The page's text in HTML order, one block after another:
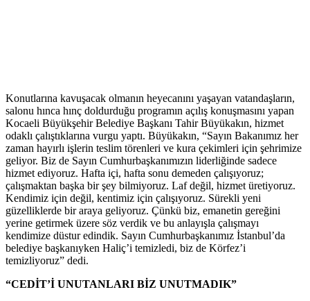
Konutlarına kavuşacak olmanın heyecanını yaşayan vatandaşların,
salonu hınca hınç doldurduğu programın açılış konuşmasını yapan
Kocaeli Büyükşehir Belediye Başkanı Tahir Büyükakın, hizmet
odaklı çalıştıklarına vurgu yaptı. Büyükakın, “Sayın Bakanımız her
zaman hayırlı işlerin teslim törenleri ve kura çekimleri için şehrimize
geliyor. Biz de Sayın Cumhurbaşkanımızın liderliğinde sadece
hizmet ediyoruz. Hafta içi, hafta sonu demeden çalışıyoruz;
çalışmaktan başka bir şey bilmiyoruz. Laf değil, hizmet üretiyoruz.
Kendimiz için değil, kentimiz için çalışıyoruz. Sürekli yeni
güzelliklerde bir araya geliyoruz. Çünkü biz, emanetin gereğini
yerine getirmek üzere söz verdik ve bu anlayışla çalışmayı
kendimize düstur edindik. Sayın Cumhurbaşkanımız İstanbul’da
belediye başkanıyken Haliç’i temizledi, biz de Körfez’i
temizliyoruz” dedi.
“CEDİT’İ UNUTANLARI BİZ UNUTMADIK”